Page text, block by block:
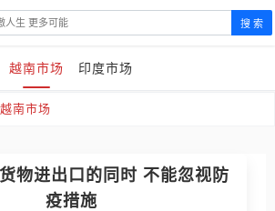
搜 索
越南市场 印度市场
越南市场
物进出口的同时 不能忽视防
疫措施